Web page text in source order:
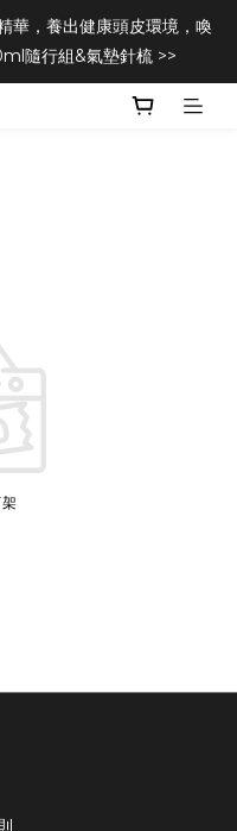
華，養出健康頭皮環境，喚
隨行組&氣墊針梳 >>